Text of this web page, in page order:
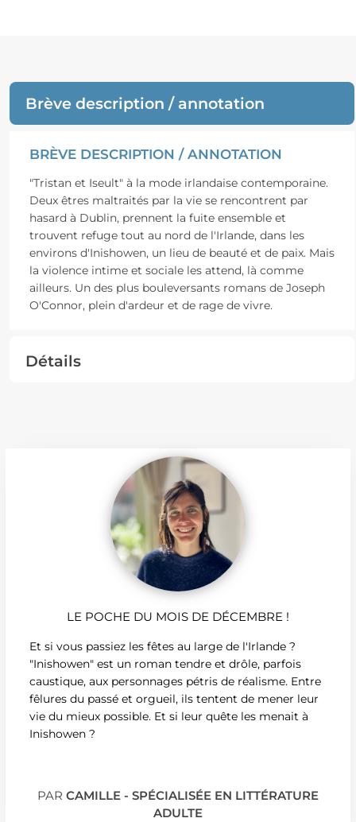
Brève description / annotation
BRÈVE DESCRIPTION / ANNOTATION
"Tristan et Iseult" à la mode irlandaise contemporaine.
Deux êtres maltraités par la vie se rencontrent par
hasard à Dublin, prennent la fuite ensemble et
trouvent refuge tout au nord de l'Irlande, dans les
environs d'Inishowen, un lieu de beauté et de paix. Mais
la violence intime et sociale les attend, là comme
ailleurs. Un des plus bouleversants romans de Joseph
O'Connor, plein d'ardeur et de rage de vivre.
Détails
LE POCHE DU MOIS DE DÉCEMBRE !
Et si vous passiez les fêtes au large de l'Irlande ?
"Inishowen" est un roman tendre et drôle, parfois
caustique, aux personnages pétris de réalisme. Entre
fêlures du passé et orgueil, ils tentent de mener leur
vie du mieux possible. Et si leur quête les menait à
Inishowen ?
PAR CAMILLE - SPÉCIALISÉE EN LITTÉRATURE
ADULTE